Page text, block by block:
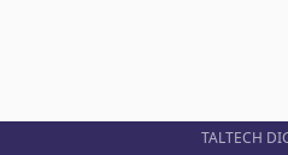
TALTECH